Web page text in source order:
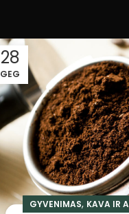
28
GEG
GYVENIMAS, KAVA IR